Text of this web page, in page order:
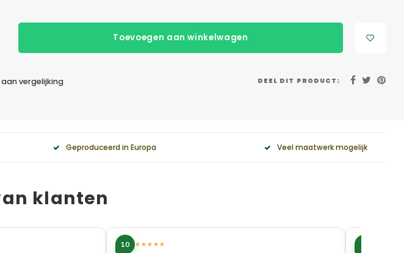
Toevoegen aan winkelwagen
vergelijking DEEL DIT PRODUCT:
Geproduceerd in Europa Veel maatwerk mogelijk
klanten
10 ★★★★★